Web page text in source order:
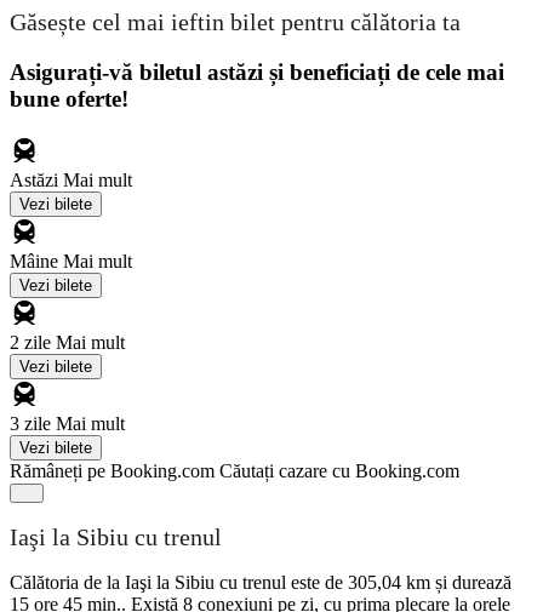
Găsește cel mai ieftin bilet pentru călătoria ta
Asigurați-vă biletul astăzi și beneficiați de cele mai
bune oferte!
Astăzi Mai mult
Vezi bilete
Mâine Mai mult
Vezi bilete
2 zile Mai mult
Vezi bilete
3 zile Mai mult
Vezi bilete
Rămâneți pe Booking.com Căutați cazare cu Booking.com
Iaşi la Sibiu cu trenul
Călătoria de la Iaşi la Sibiu cu trenul este de 305,04 km și durează
15 ore 45 min.. Există 8 conexiuni pe zi, cu prima plecare la orele